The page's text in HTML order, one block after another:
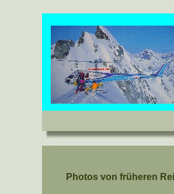
Photos von früheren